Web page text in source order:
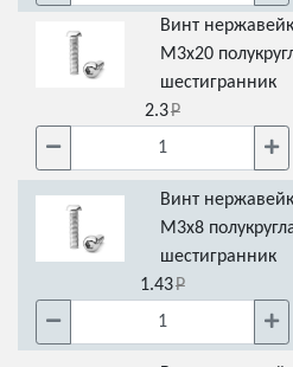
Винт
М3х20
шестигранник
2.3
Винт
М3х8
шестигранник
1.43